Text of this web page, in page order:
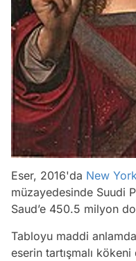
Eser, 2016'da New
müzayedesinde Suudi
Saud’e 450.5 milyon
Tabloyu maddi
eserin tartışmalı